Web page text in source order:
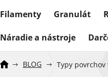
Filamenty Granulát
Náradie a nástroje
BLOG Typy